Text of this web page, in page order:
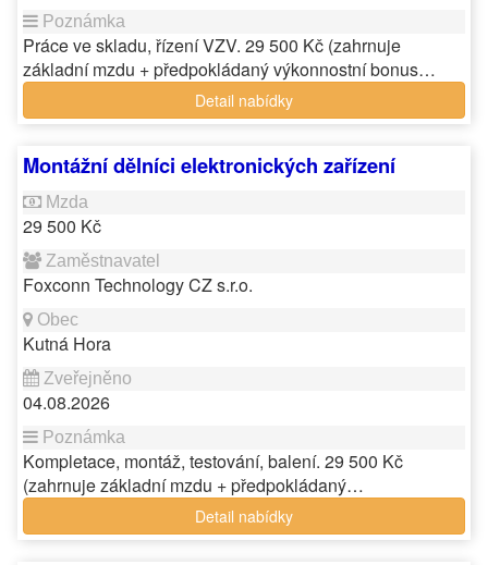
Práce ve skladu, řízení VZV. 29 500 Kč (zahrnuje
základní mzdu + předpokládaný výkonnostní bonus…
Detail nabídky
Montážní dělníci elektronických zařízení
29 500 Kč
Foxconn Technology CZ s.r.o.
Kutná Hora
04.08.2026
Kompletace, montáž, testování, balení. 29 500 Kč
(zahrnuje základní mzdu + předpokládaný…
Detail nabídky